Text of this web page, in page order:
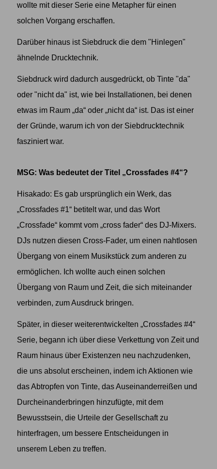
wollte mit dieser Serie eine Metapher für einen
solchen Vorgang erschaffen.
Darüber hinaus ist Siebdruck die dem "Hinlegen"
ähnelnde Drucktechnik.
Siebdruck wird dadurch ausgedrückt, ob Tinte "da"
oder "nicht da" ist, wie bei Installationen, bei denen
etwas im Raum „da“ oder „nicht da“ ist. Das ist einer
der Gründe, warum ich von der Siebdrucktechnik
fasziniert war.
MSG: Was bedeutet der Titel „Crossfades #4“?
Hisakado: Es gab ursprünglich ein Werk, das
„Crossfades #1“ betitelt war, und das Wort
„Crossfade“ kommt vom „cross fader“ des DJ-Mixers.
DJs nutzen diesen Cross-Fader, um einen nahtlosen
Übergang von einem Musikstück zum anderen zu
ermöglichen. Ich wollte auch einen solchen
Übergang von Raum und Zeit, die sich miteinander
verbinden, zum Ausdruck bringen.
Später, in dieser weiterentwickelten „Crossfades #4“
Serie, begann ich über diese Verkettung von Zeit und
Raum hinaus über Existenzen neu nachzudenken,
die uns absolut erscheinen, indem ich Aktionen wie
das Abtropfen von Tinte, das Auseinanderreißen und
Durcheinanderbringen hinzufügte, mit dem
Bewusstsein, die Urteile der Gesellschaft zu
hinterfragen, um bessere Entscheidungen in
unserem Leben zu treffen.